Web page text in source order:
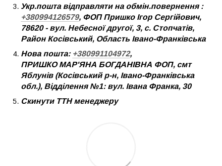
Укр.пошта відправляти на обмін.повернення :
+380994126579, ФОП Пришко Ігор Сергійович,
78620 - вул. Небесної другої, 3, с. Стопчатів,
Район Косівський, Область Івано-Франківська
Нова пошта: +380991104972,
ПРИШКО МАР'ЯНА БОГДАНІВНА ФОП, смт
Яблунів (Косівський р-н, Івано-Франківська
обл.), Відділення №1: вул. Івана Франка, 30
Скинути ТТН менеджеру